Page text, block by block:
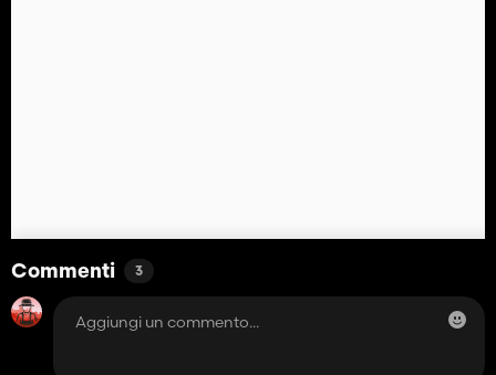
Commenti 3